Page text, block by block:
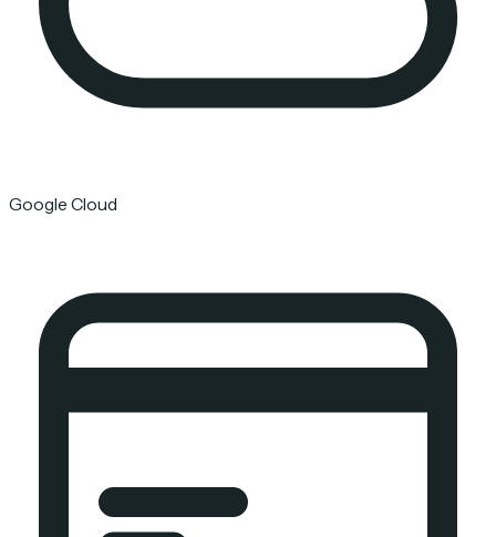
Google Cloud